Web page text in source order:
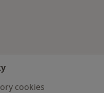
cookies